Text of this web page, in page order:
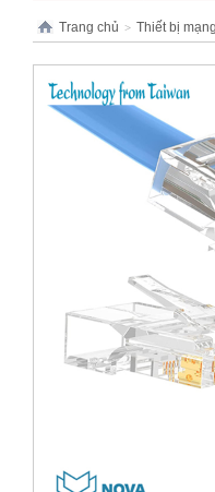
Trang chủ > Thiết bị mạng